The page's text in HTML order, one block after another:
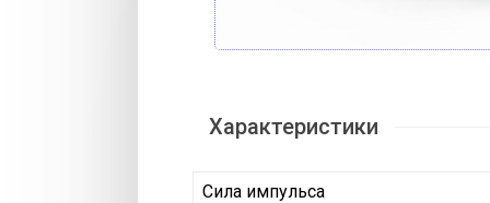
Характеристики
Сила импульса